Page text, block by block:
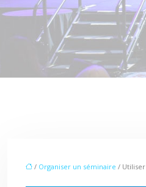
/ Organiser un séminaire /